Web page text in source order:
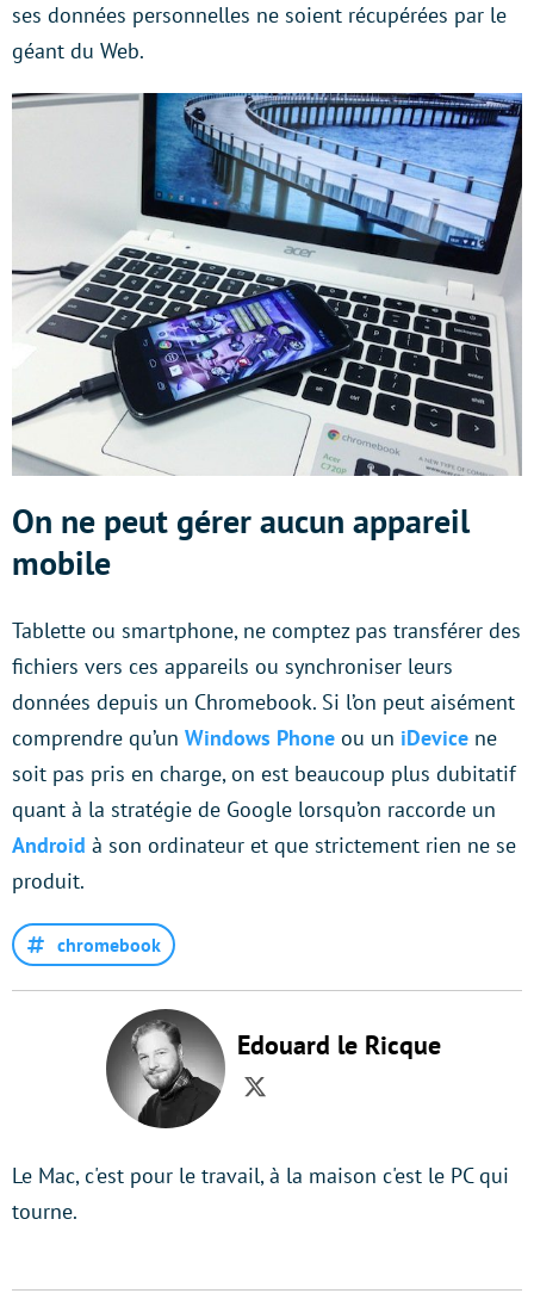
ses données personnelles ne soient récupérées par le
géant du Web.
On ne peut gérer aucun appareil
mobile
Tablette ou smartphone, ne comptez pas transférer des
fichiers vers ces appareils ou synchroniser leurs
données depuis un Chromebook. Si l’on peut aisément
comprendre qu’un Windows Phone ou un iDevice ne
soit pas pris en charge, on est beaucoup plus dubitatif
quant à la stratégie de Google lorsqu’on raccorde un
Android à son ordinateur et que strictement rien ne se
produit.
chromebook
Edouard le Ricque
Twitter
Le Mac, c'est pour le travail, à la maison c'est le PC qui
tourne.